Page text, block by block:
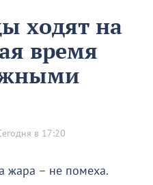
ходят на
время
в 17:20
жара – не помеха.